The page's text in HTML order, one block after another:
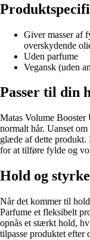
Giver masser af
overskydende
Uden parfume
Vegansk (uden
Passer til din
Matas Volume Booster
normalt hår. Uanset
glæde af dette produkt.
for at tilføre fylde og
Hold og styrke
Når det kommer til
Parfume et fleksibelt
opnås et stærkt hold,
tilpasse produktet efter